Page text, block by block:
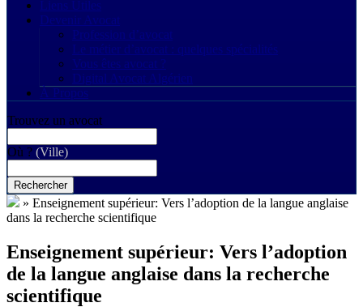
Liens Utiles
Devenir Avocat
Profession d’avocat
Le métier d’avocat : quelques spécialités
Vous êtes avocat ?
Digital Avocat Algérien
À Propos
Trouvez un avocat
Où ? (Ville)
Rechercher
» Enseignement supérieur: Vers l’adoption de la langue anglaise
dans la recherche scientifique
Enseignement supérieur: Vers l’adoption
de la langue anglaise dans la recherche
scientifique